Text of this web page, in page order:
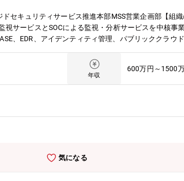
セキュリティサービス推進本部MSS営業企画部【組
サービスとSOCによる監視・分析サービスを中核事
、EDR、アイデンティティ管理、パブリッククラウ
る組織です。新規・既存顧客とのリレーション構築や
との連携によるアップセル・クロスセルの推進を担い
関係者と密にコミュニケーションを図りながら、新規
長期的な信頼関係を構築し、その信頼を事業成長につ
具体的な職務内容】マネージドセキュリティサービス
から提案、案件創出まで一貫して推進し、事業拡大
顧客の課題・ニーズのヒアリング、要件整理、ソリュ
心に営業企画および顧客への提案活動に従事いただき
年収
600万円～1500
気になる